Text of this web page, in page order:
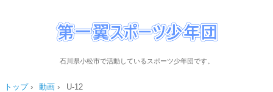
石川県小松市で活動しているスポーツ少年団です。
トップ› 動画 › U-12